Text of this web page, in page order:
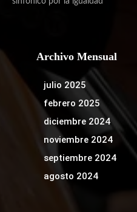
Archivo Mensual
julio 2025
febrero 2025
diciembre 2024
noviembre 2024
septiembre 2024
agosto 2024